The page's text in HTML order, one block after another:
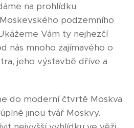
na prohlídku
podzemního
Vám ty nejhezčí
nás mnoho zajímavého o
jeho výstavbě dříve a
do moderní čtvrtě Moskva
jinou tvář Moskvy.